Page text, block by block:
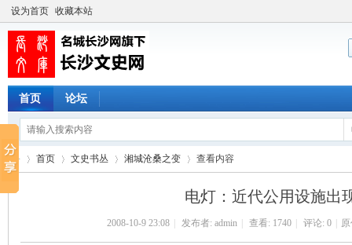
设为首页 收藏本站
首页 论坛
首页 文史书丛
›
湘城沧桑之变
›
查看内容
电灯：近代公用设施出
2008-10-9 23:08 发布者: admin 查看: 1740 评论: 0